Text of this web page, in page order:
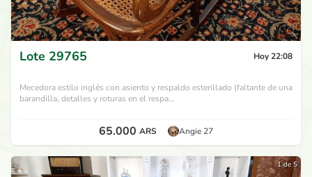
Lote 29765 Hoy 22:08
Mecedora estilo inglés con asiento y respaldo esterillado (faltante de una
barandilla, detalles y roturas en el respa...
65.000 ARS Angie 27
1 de 5